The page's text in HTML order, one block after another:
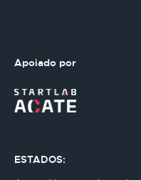
Apoiado por
ESTADOS: